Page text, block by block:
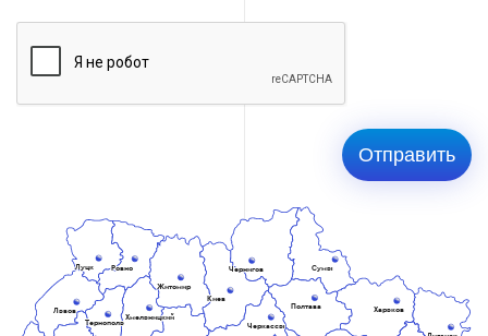
Львов
Луцк Ровно
Хмельницкий
Житомир
Тернополь
Киев
Чернигов Сумы
Полтава Харьков
Черкассы